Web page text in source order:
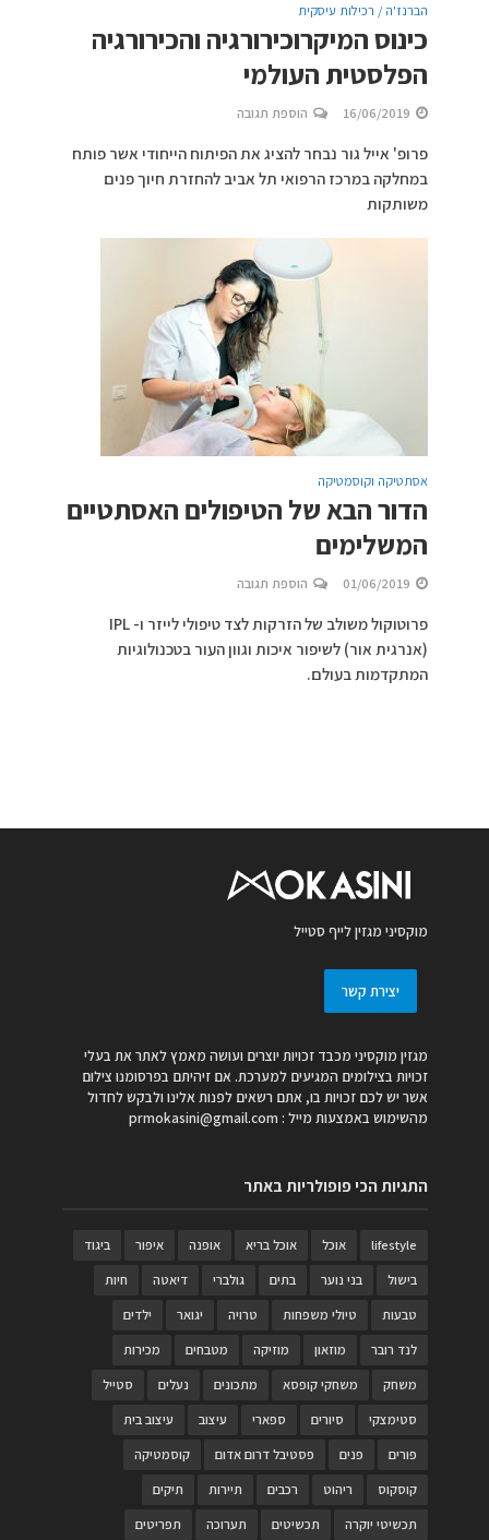
הברנז'ה / רכילות עיסקית
כינוס המיקרוכירורגיה והכירורגיה
הפלסטית העולמי
16/06/2019 הוספת תגובה
פרופ' אייל גור נבחר להציג את הפיתוח הייחודי אשר פותח
במחלקה במרכז הרפואי תל אביב להחזרת חיוך פנים
משותקות
אסתטיקה וקוסמטיקה
הדור הבא של הטיפולים האסתטיים
המשלימים
01/06/2019 הוספת תגובה
פרוטוקול משולב של הזרקות לצד טיפולי לייזר ו- IPL
(אנרגית אור) לשיפור איכות וגוון העור בטכנולוגיות
המתקדמות בעולם.
מוקסיני מגזין לייף סטייל
יצירת קשר
מגזין מוקסיני מכבד זכויות יוצרים ועושה מאמץ לאתר את בעלי
זכויות בצילומים המגיעים למערכת. אם זיהיתם בפרסומנו צילום
אשר יש לכם זכויות בו, אתם רשאים לפנות אלינו ולבקש לחדול
מהשימוש באמצעות מייל : prmokasini@gmail.com
התגיות הכי פופולריות באתר
lifestyle אוכל אוכל בריא אופנה איפור
ביגוד
בישול
בני נוער בתים גולברי דיאטה
חיות
טבעות
טיולי משפחות טרויה יגואר
ילדים
לנד רובר
מוזאון מוזיקה מטבחים
מכירות
משחק
משחקי קופסא מתכונים נעלים
סטייל
סטימצקי
סיורים ספארי עיצוב
עיצוב בית
פורים
פנים פסטיבל דרום אדום
קוסמטיקה
קוסקוס
ריהוט רכבים תיירות
תיקים
תכשיטי יוקרה
תכשיטים תערוכה תפריטים